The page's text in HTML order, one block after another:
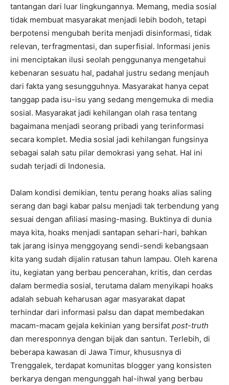
tantangan dari luar lingkungannya. Memang, media sosial
tidak membuat masyarakat menjadi lebih bodoh, tetapi
berpotensi mengubah berita menjadi disinformasi, tidak
relevan, terfragmentasi, dan superfisial. Informasi jenis
ini menciptakan ilusi seolah penggunanya mengetahui
kebenaran sesuatu hal, padahal justru sedang menjauh
dari fakta yang sesungguhnya. Masyarakat hanya cepat
tanggap pada isu-isu yang sedang mengemuka di media
sosial. Masyarakat jadi kehilangan olah rasa tentang
bagaimana menjadi seorang pribadi yang terinformasi
secara komplet. Media sosial jadi kehilangan fungsinya
sebagai salah satu pilar demokrasi yang sehat. Hal ini
sudah terjadi di Indonesia.
Dalam kondisi demikian, tentu perang hoaks alias saling
serang dan bagi kabar palsu menjadi tak terbendung yang
sesuai dengan afiliasi masing-masing. Buktinya di dunia
maya kita, hoaks menjadi santapan sehari-hari, bahkan
tak jarang isinya menggoyang sendi-sendi kebangsaan
kita yang sudah dijalin ratusan tahun lampau. Oleh karena
itu, kegiatan yang berbau pencerahan, kritis, dan cerdas
dalam bermedia sosial, terutama dalam menyikapi hoaks
adalah sebuah keharusan agar masyarakat dapat
terhindar dari informasi palsu dan dapat membedakan
macam-macam gejala kekinian yang bersifat post-truth
dan meresponnya dengan bijak dan santun. Terlebih, di
beberapa kawasan di Jawa Timur, khususnya di
Trenggalek, terdapat komunitas blogger yang konsisten
berkarya dengan mengunggah hal-ihwal yang berbau